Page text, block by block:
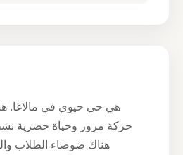
حركة مرور وحياة حضرية
هناك ضوضاء الطلاب